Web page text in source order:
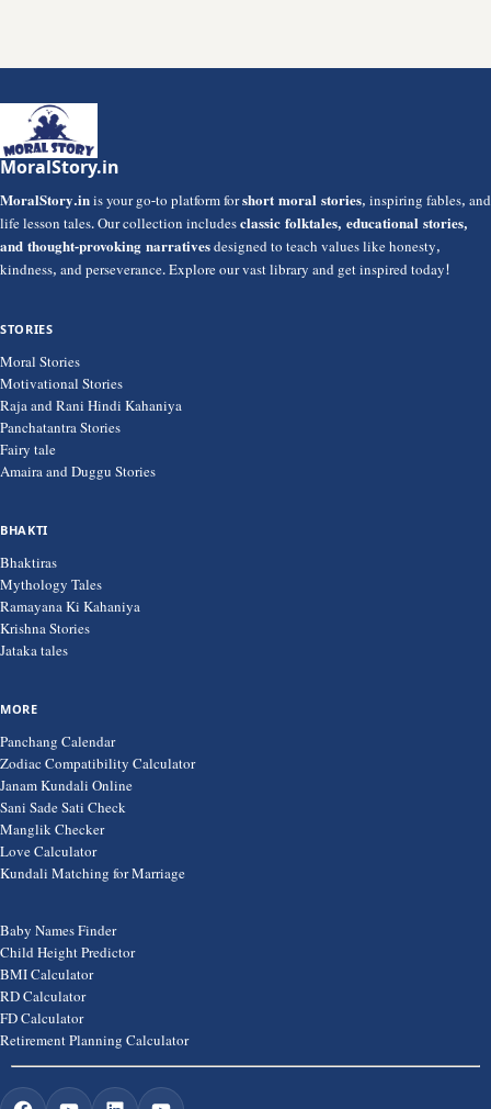
MoralStory.in
MoralStory.inis your go-to platform forshort moral stories, inspiring fables, and
life lesson tales. Our collection includesclassic folktales, educational stories,
and thought-provoking narrativesdesigned to teach values like honesty,
kindness, and perseverance. Explore our vast library and get inspired today!
STORIES
Moral Stories
Motivational Stories
Raja and Rani Hindi Kahaniya
Panchatantra Stories
Fairy tale
Amaira and Duggu Stories
BHAKTI
Bhaktiras
Mythology Tales
Ramayana Ki Kahaniya
Krishna Stories
Jataka tales
MORE
Panchang Calendar
Zodiac Compatibility Calculator
Janam Kundali Online
Sani Sade Sati Check
Manglik Checker
Love Calculator
Kundali Matching for Marriage
Baby Names Finder
Child Height Predictor
BMI Calculator
RD Calculator
FD Calculator
Retirement Planning Calculator